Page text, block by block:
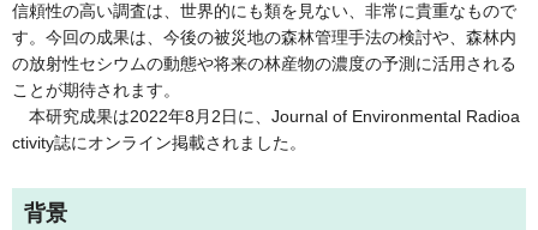
信頼性の高い調査は、世界的にも類を見ない、非常に貴重なもので
す。今回の成果は、今後の被災地の森林管理手法の検討や、森林内
の放射性セシウムの動態や将来の林産物の濃度の予測に活用される
ことが期待されます。
本研究成果は2022年8月2日に、Journal of Environmental Radioa
ctivity誌にオンライン掲載されました。
背景